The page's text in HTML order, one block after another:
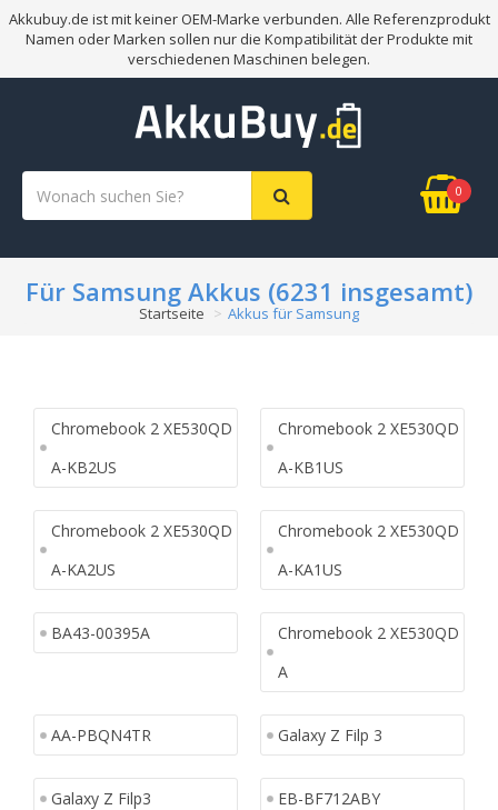
Akkubuy.de ist mit keiner OEM-Marke verbunden. Alle Referenzprodukt
Namen oder Marken sollen nur die Kompatibilität der Produkte mit
verschiedenen Maschinen belegen.
0
Für Samsung Akkus (6231 insgesamt)
Startseite Akkus für Samsung
Chromebook 2 XE530QD
A-KB2US
Chromebook 2 XE530QD
A-KB1US
Chromebook 2 XE530QD
A-KA2US
Chromebook 2 XE530QD
A-KA1US
BA43-00395A
Chromebook 2 XE530QD
A
AA-PBQN4TR Galaxy Z Filp 3
Galaxy Z Filp3 EB-BF712ABY